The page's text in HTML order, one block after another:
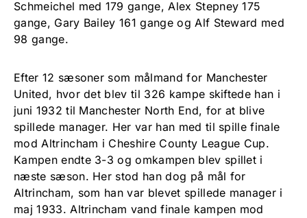
Schmeichel med 179 gange, Alex Stepney 175
gange, Gary Bailey 161 gange og Alf Steward med
98 gange.
Efter 12 sæsoner som målmand for Manchester
United, hvor det blev til 326 kampe skiftede han i
juni 1932 til Manchester North End, for at blive
spillede manager. Her var han med til spille finale
mod Altrincham i Cheshire County League Cup.
Kampen endte 3-3 og omkampen blev spillet i
næste sæson. Her stod han dog på mål for
Altrincham, som han var blevet spillede manager i
maj 1933. Altrincham vand finale kampen mod